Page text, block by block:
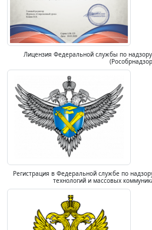
Лицензия Федеральной службы по
Регистрация в Федеральной службе по
технологий и массовых